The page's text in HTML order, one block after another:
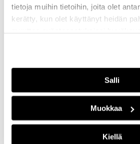
tietoja muihin tietoihin, joita olet
kerätty, kun olet käyttänyt heidän
Salli
Muokkaa
Kiellä
14.02.2023
Tällä
näkyy ja
sekä
Radio
radion